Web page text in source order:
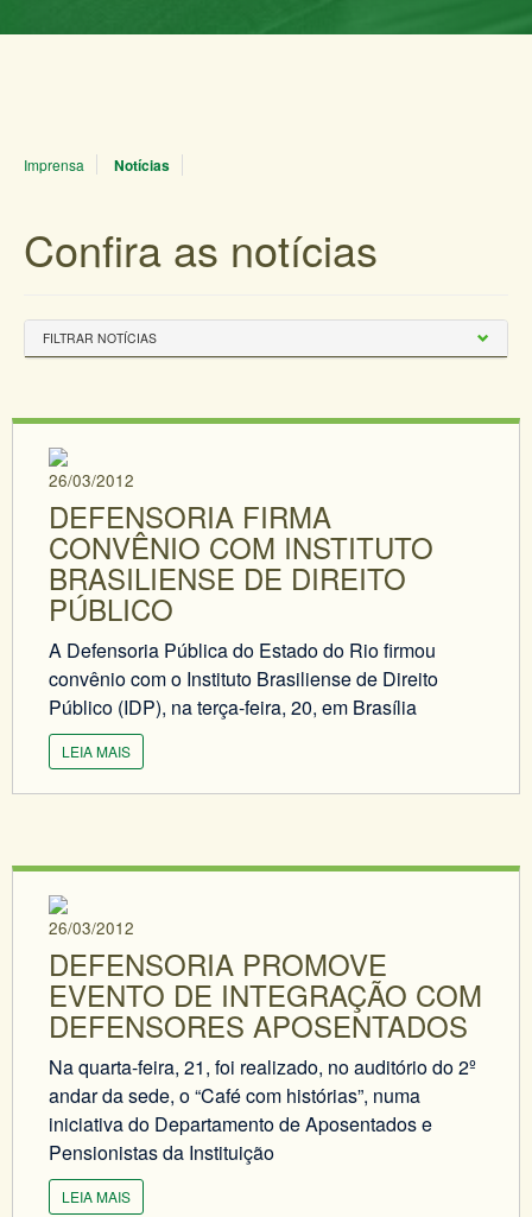
Imprensa Notícias
Confira as notícias
FILTRAR NOTÍCIAS
26/03/2012
DEFENSORIA FIRMA
CONVÊNIO COM INSTITUTO
BRASILIENSE DE DIREITO
PÚBLICO
A Defensoria Pública do Estado do Rio firmou
convênio com o Instituto Brasiliense de Direito
Público (IDP), na terça-feira, 20, em Brasília
LEIA MAIS
26/03/2012
DEFENSORIA PROMOVE
EVENTO DE INTEGRAÇÃO COM
DEFENSORES APOSENTADOS
Na quarta-feira, 21, foi realizado, no auditório do 2º
andar da sede, o “Café com histórias”, numa
iniciativa do Departamento de Aposentados e
Pensionistas da Instituição
LEIA MAIS